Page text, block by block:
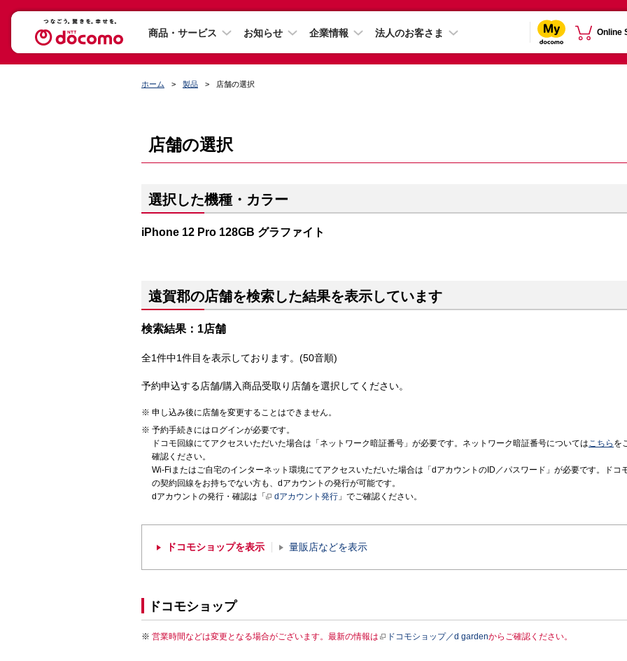
商品・サービス お知らせ 企業情報 法人のお客さま Online
ホーム 製品 店舗の選択
店舗の選択
選択した機種・カラー
iPhone 12 Pro 128GB グラファイト
遠賀郡の店舗を検索した結果を表示しています
検索結果：1店舗
全1件中1件目を表示しております。(50音順)
予約申込する店舗/購入商品受取り店舗を選択してください。
申し込み後に店舗を変更することはできません。
予約手続きにはログインが必要です。
ドコモ回線にてアクセスいただいた場合は「ネットワーク暗証番号」が必要です。ネットワーク暗証番号についてはこちら を
確認ください。
Wi-Fiまたはご自宅のインターネット環境にてアクセスいただいた場合は「dアカウントのID／パスワード」が必要です。ドコ
の契約回線をお持ちでない方も、dアカウントの発行が可能です。
dアカウントの発行・確認は「
dアカウント発行 」でご確認ください。
ドコモショップを表示 量販店などを表示
ドコモショップ
営業時間などは変更となる場合がございます。最新の情報は ドコモショップ／d gardenからご確認ください。